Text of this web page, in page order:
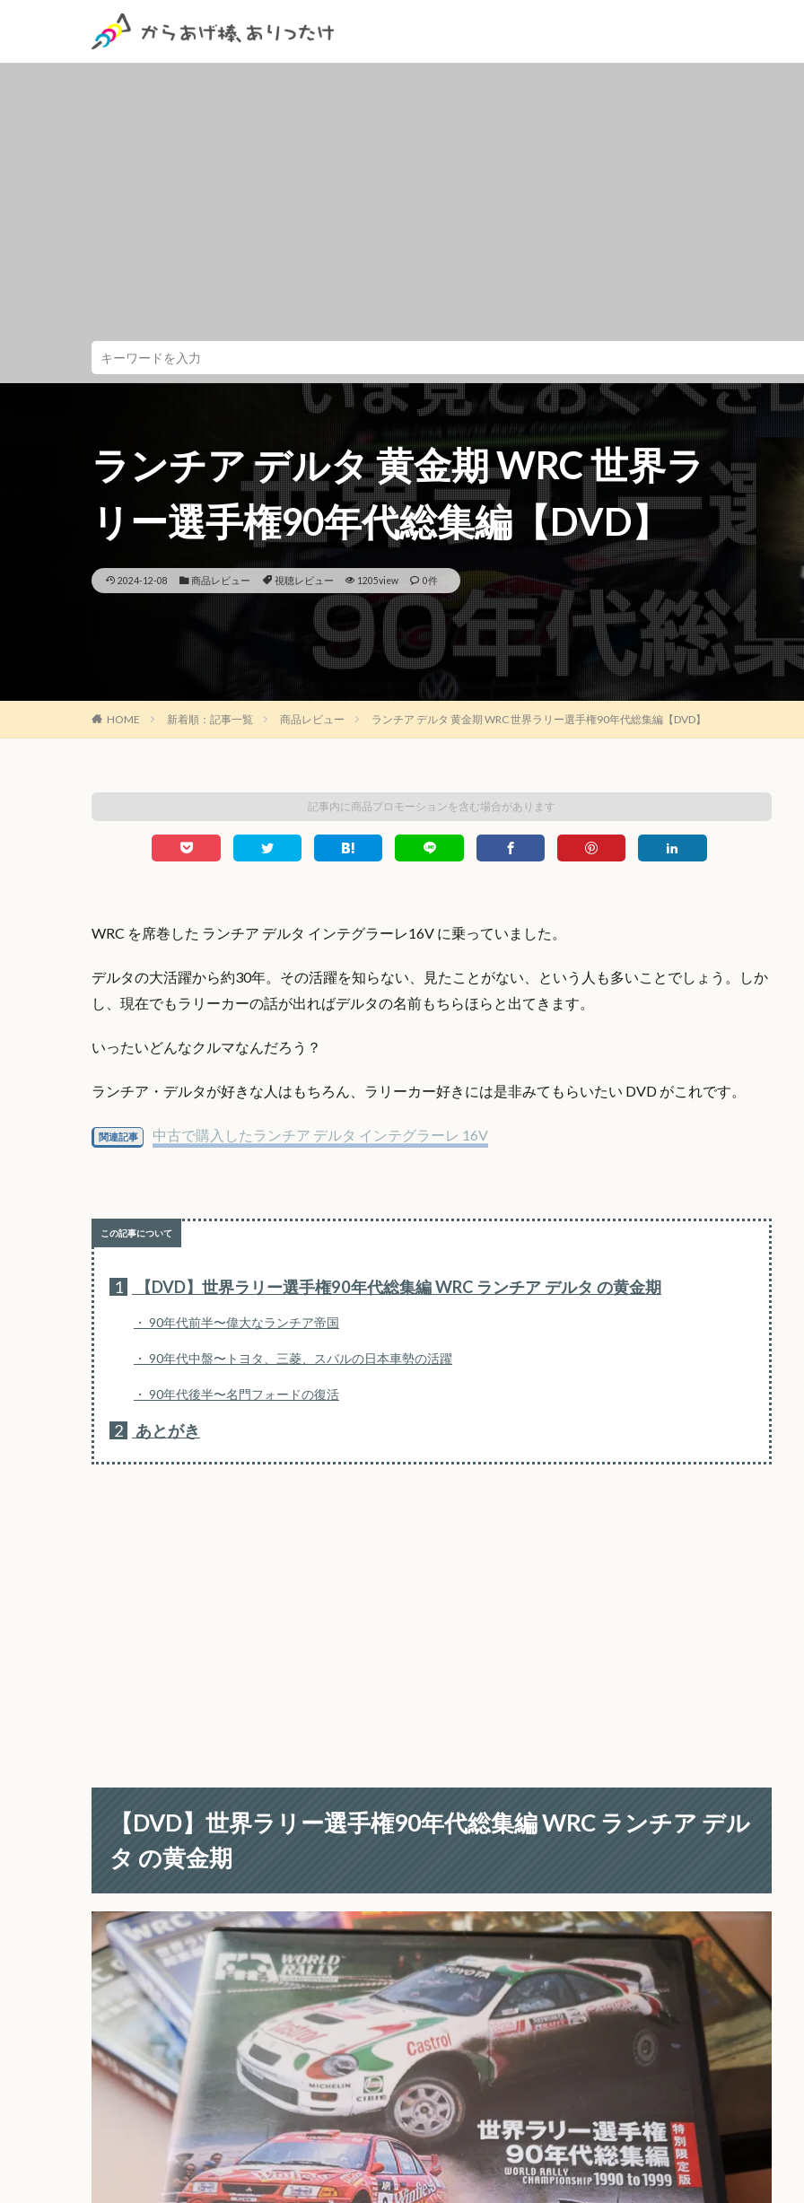
ランチア デルタ 黄金期 WRC 世界ラ
リー選手権90年代総集編【DVD】
2024-12-08 商品レビュー 視聴レビュー 1205view 0件
HOME 新着順：記事一覧 商品レビュー ランチア デルタ 黄金期 WRC 世界ラリー選手権90年代総集編【DVD】
記事内に商品プロモーションを含む場合があります
WRC を席巻した ランチア デルタ インテグラーレ16V に乗っていました。
デルタの大活躍から約30年。その活躍を知らない、見たことがない、という人も多いことでしょう。しか
し、現在でもラリーカーの話が出ればデルタの名前もちらほらと出てきます。
いったいどんなクルマなんだろう？
ランチア・デルタが好きな人はもちろん、ラリーカー好きには是非みてもらいたい DVD がこれです。
関連記事 中古で購入したランチア デルタ インテグラーレ 16V
1 【DVD】世界ラリー選手権90年代総集編 WRC ランチア デルタ の黄金期
90年代前半〜偉大なランチア帝国
90年代中盤〜トヨタ、三菱、スバルの日本車勢の活躍
90年代後半〜名門フォードの復活
2 あとがき
【DVD】世界ラリー選手権90年代総集編 WRC ランチア デル
タ の黄金期